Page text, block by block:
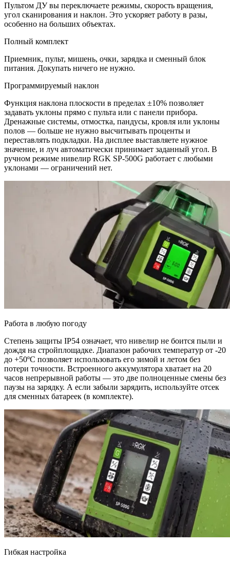
Пультом ДУ вы переключаете режимы, скорость вращения,
угол сканирования и наклон. Это ускоряет работу в разы,
особенно на больших объектах.
Полный комплект
Приемник, пульт, мишень, очки, зарядка и сменный блок
питания. Докупать ничего не нужно.
Программируемый наклон
Функция наклона плоскости в пределах ±10% позволяет
задавать уклоны прямо с пульта или с панели прибора.
Дренажные системы, отмостка, пандусы, кровля или уклоны
полов — больше не нужно высчитывать проценты и
переставлять подкладки. На дисплее выставляете нужное
значение, и луч автоматически принимает заданный угол. В
ручном режиме нивелир RGK SP-500G работает с любыми
уклонами — ограничений нет.
Работа в любую погоду
Степень защиты IP54 означает, что нивелир не боится пыли и
дождя на стройплощадке. Диапазон рабочих температур от -20
до +50ºC позволяет использовать его зимой и летом без
потери точности. Встроенного аккумулятора хватает на 20
часов непрерывной работы — это две полноценные смены без
паузы на зарядку. А если забыли зарядить, используйте отсек
для сменных батареек (в комплекте).
Гибкая настройка